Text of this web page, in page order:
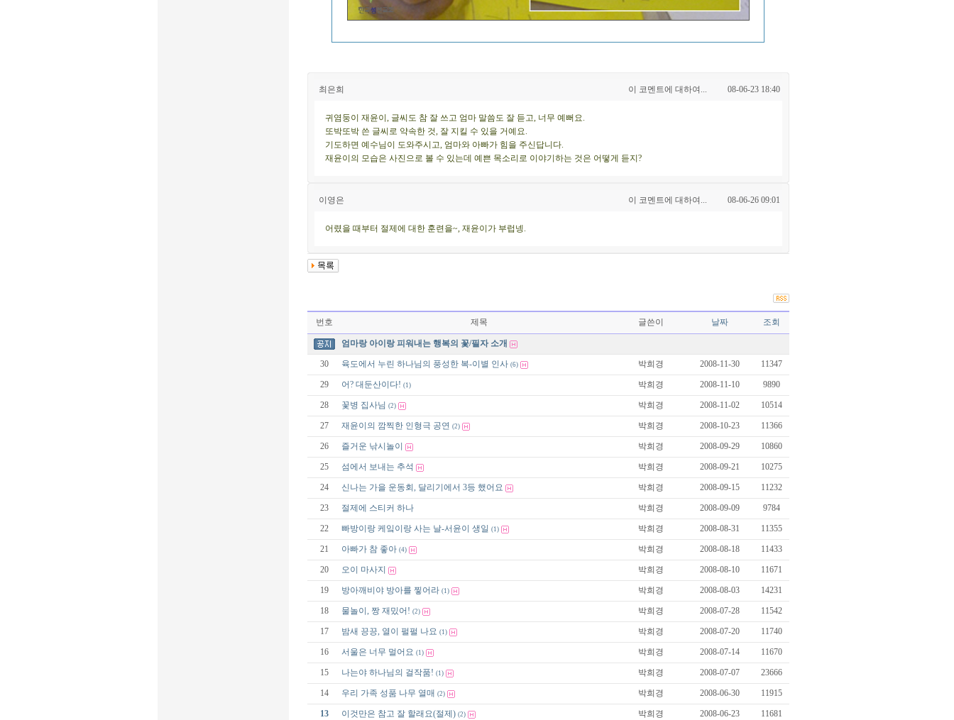
최은희 이 코멘트에 대하여... 08-06-23 18:40
귀염둥이 재윤이, 글씨도 참 잘 쓰고 엄마 말씀도 잘 듣고, 너무 예뻐요.
또박또박 쓴 글씨로 약속한 것, 잘 지킬 수 있을 거예요.
기도하면 예수님이 도와주시고, 엄마와 아빠가 힘을 주신답니다.
재윤이의 모습은 사진으로 볼 수 있는데 예쁜 목소리로 이야기하는 것은 어떻게 듣지?
이영은 이 코멘트에 대하여... 08-06-26 09:01
어렸을 때부터 절제에 대한 훈련을~, 재윤이가 부럽넹.
번호 제목 글쓴이 날짜 조회
엄마랑 아이랑 피워내는 행복의 꽃/필자 소개
30 육도에서 누린 하나님의 풍성한 복-이별 인사 (6) 박희경 2008-11-30 11347
29 어? 대둔산이다! (1) 박희경 2008-11-10 9890
28 꽃병 집사님 (2) 박희경 2008-11-02 10514
27 재윤이의 깜찍한 인형극 공연 (2) 박희경 2008-10-23 11366
26 즐거운 낚시놀이 박희경 2008-09-29 10860
25 섬에서 보내는 추석 박희경 2008-09-21 10275
24 신나는 가을 운동회, 달리기에서 3등 했어요 박희경 2008-09-15 11232
23 절제에 스티커 하나 박희경 2008-09-09 9784
22 빠방이랑 케잌이랑 사는 날-서윤이 생일 (1) 박희경 2008-08-31 11355
21 아빠가 참 좋아 (4) 박희경 2008-08-18 11433
20 오이 마사지 박희경 2008-08-10 11671
19 방아깨비야 방아를 찧어라 (1) 박희경 2008-08-03 14231
18 물놀이, 짱 재밌어! (2) 박희경 2008-07-28 11542
17 밤새 끙끙, 열이 펄펄 나요 (1) 박희경 2008-07-20 11740
16 서울은 너무 멀어요 (1) 박희경 2008-07-14 11670
15 나는야 하나님의 걸작품! (1) 박희경 2008-07-07 23666
14 우리 가족 성품 나무 열매 (2) 박희경 2008-06-30 11915
13 이것만은 참고 잘 할래요(절제) (2) 박희경 2008-06-23 11681